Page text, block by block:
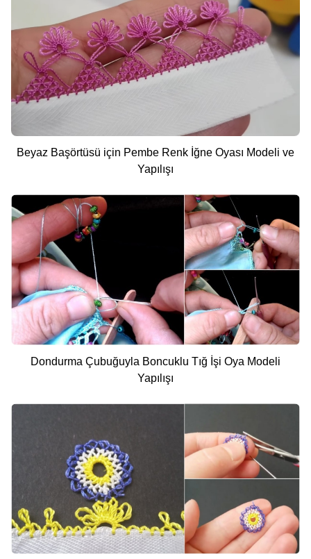
Beyaz Başörtüsü için Pembe Renk İğne Oyası Modeli ve
Yapılışı
Dondurma Çubuğuyla Boncuklu Tığ İşi Oya Modeli
Yapılışı